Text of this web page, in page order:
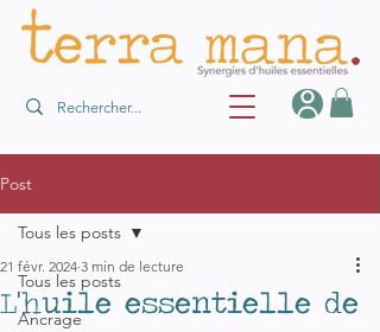
Post
Tous les posts
Ancrage
Tous les posts
L'huile essentielle de
21 févr. 2024 3 min de lecture